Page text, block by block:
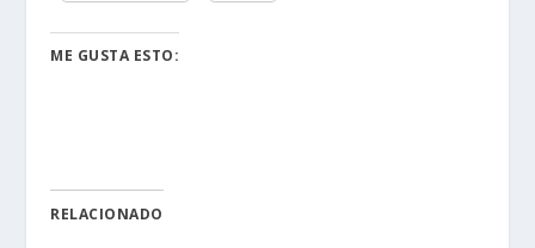
ME GUSTA ESTO:
RELACIONADO